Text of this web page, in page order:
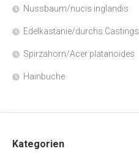
Nussbaum/nucis inglandis
Edelkastanie/durchs Castings
Spirzahorn/Acer platanoides
Hainbuche
Kategorien